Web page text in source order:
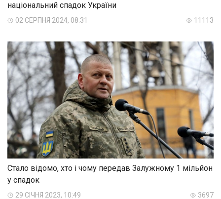
національний спадок України
02 СЕРПНЯ 2024, 08:31 11113
Стало відомо, хто і чому передав Залужному 1 мільйон
у спадок
29 СІЧНЯ 2023, 10:49 3697